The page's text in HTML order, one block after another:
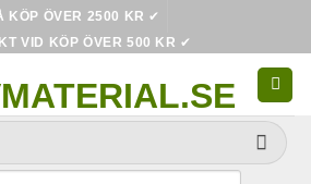
KÖP ÖVER 2500 KR ✔
VID KÖP ÖVER 500 KR ✔